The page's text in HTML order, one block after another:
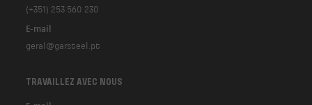
(+351) 253 560 230
E-mail
geral@garsteel.pt
TRAVAILLEZ AVEC NOUS